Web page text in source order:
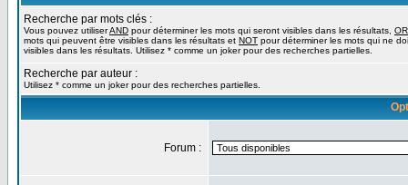
Recherche par mots clés :
Vous pouvez utiliserAND pour déterminer les mots qui seront visibles dans les résultats, OR
mots qui peuvent être visibles dans les résultats et NOT pour déterminer les mots qui ne
visibles dans les résultats. Utilisez * comme un joker pour des recherches partielles.
Recherche par auteur :
Utilisez * comme un joker pour des recherches partielles.
Forum :